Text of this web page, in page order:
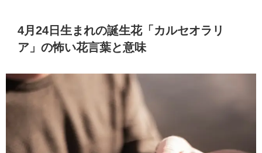
4月24日生まれの誕生花「カルセオラリ
ア」の怖い花言葉と意味